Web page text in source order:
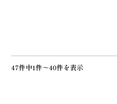
47件中1件～40件を表示